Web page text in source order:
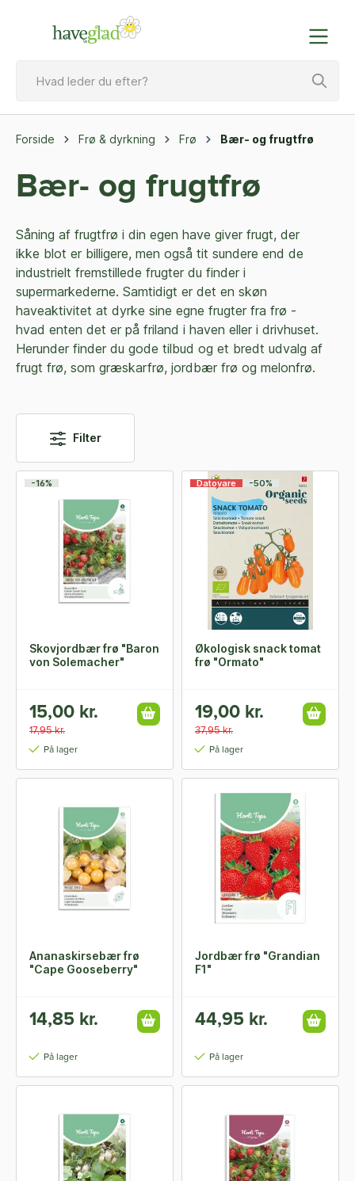
Forside Frø & dyrkning Frø Bær- og frugtfrø
Bær- og frugtfrø
Såning af frugtfrø i din egen have giver frugt, der
ikke blot er billigere, men også tit sundere end de
industrielt fremstillede frugter du finder i
supermarkederne. Samtidigt er det en skøn
haveaktivitet at dyrke sine egne frugter fra frø -
hvad enten det er på friland i haven eller i drivhuset.
Herunder finder du gode tilbud og et bredt udvalg af
frugt frø, som græskarfrø, jordbær frø og melonfrø.
Filter
-16%
Skovjordbær frø "Baron
von Solemacher"
15,00 kr.
17,95 kr.
På lager
Datovare -50%
Økologisk snack tomat
frø "Ormato"
19,00 kr.
37,95 kr.
På lager
Ananaskirsebær frø
"Cape Gooseberry"
14,85 kr.
På lager
Jordbær frø "Grandian
F1"
44,95 kr.
På lager